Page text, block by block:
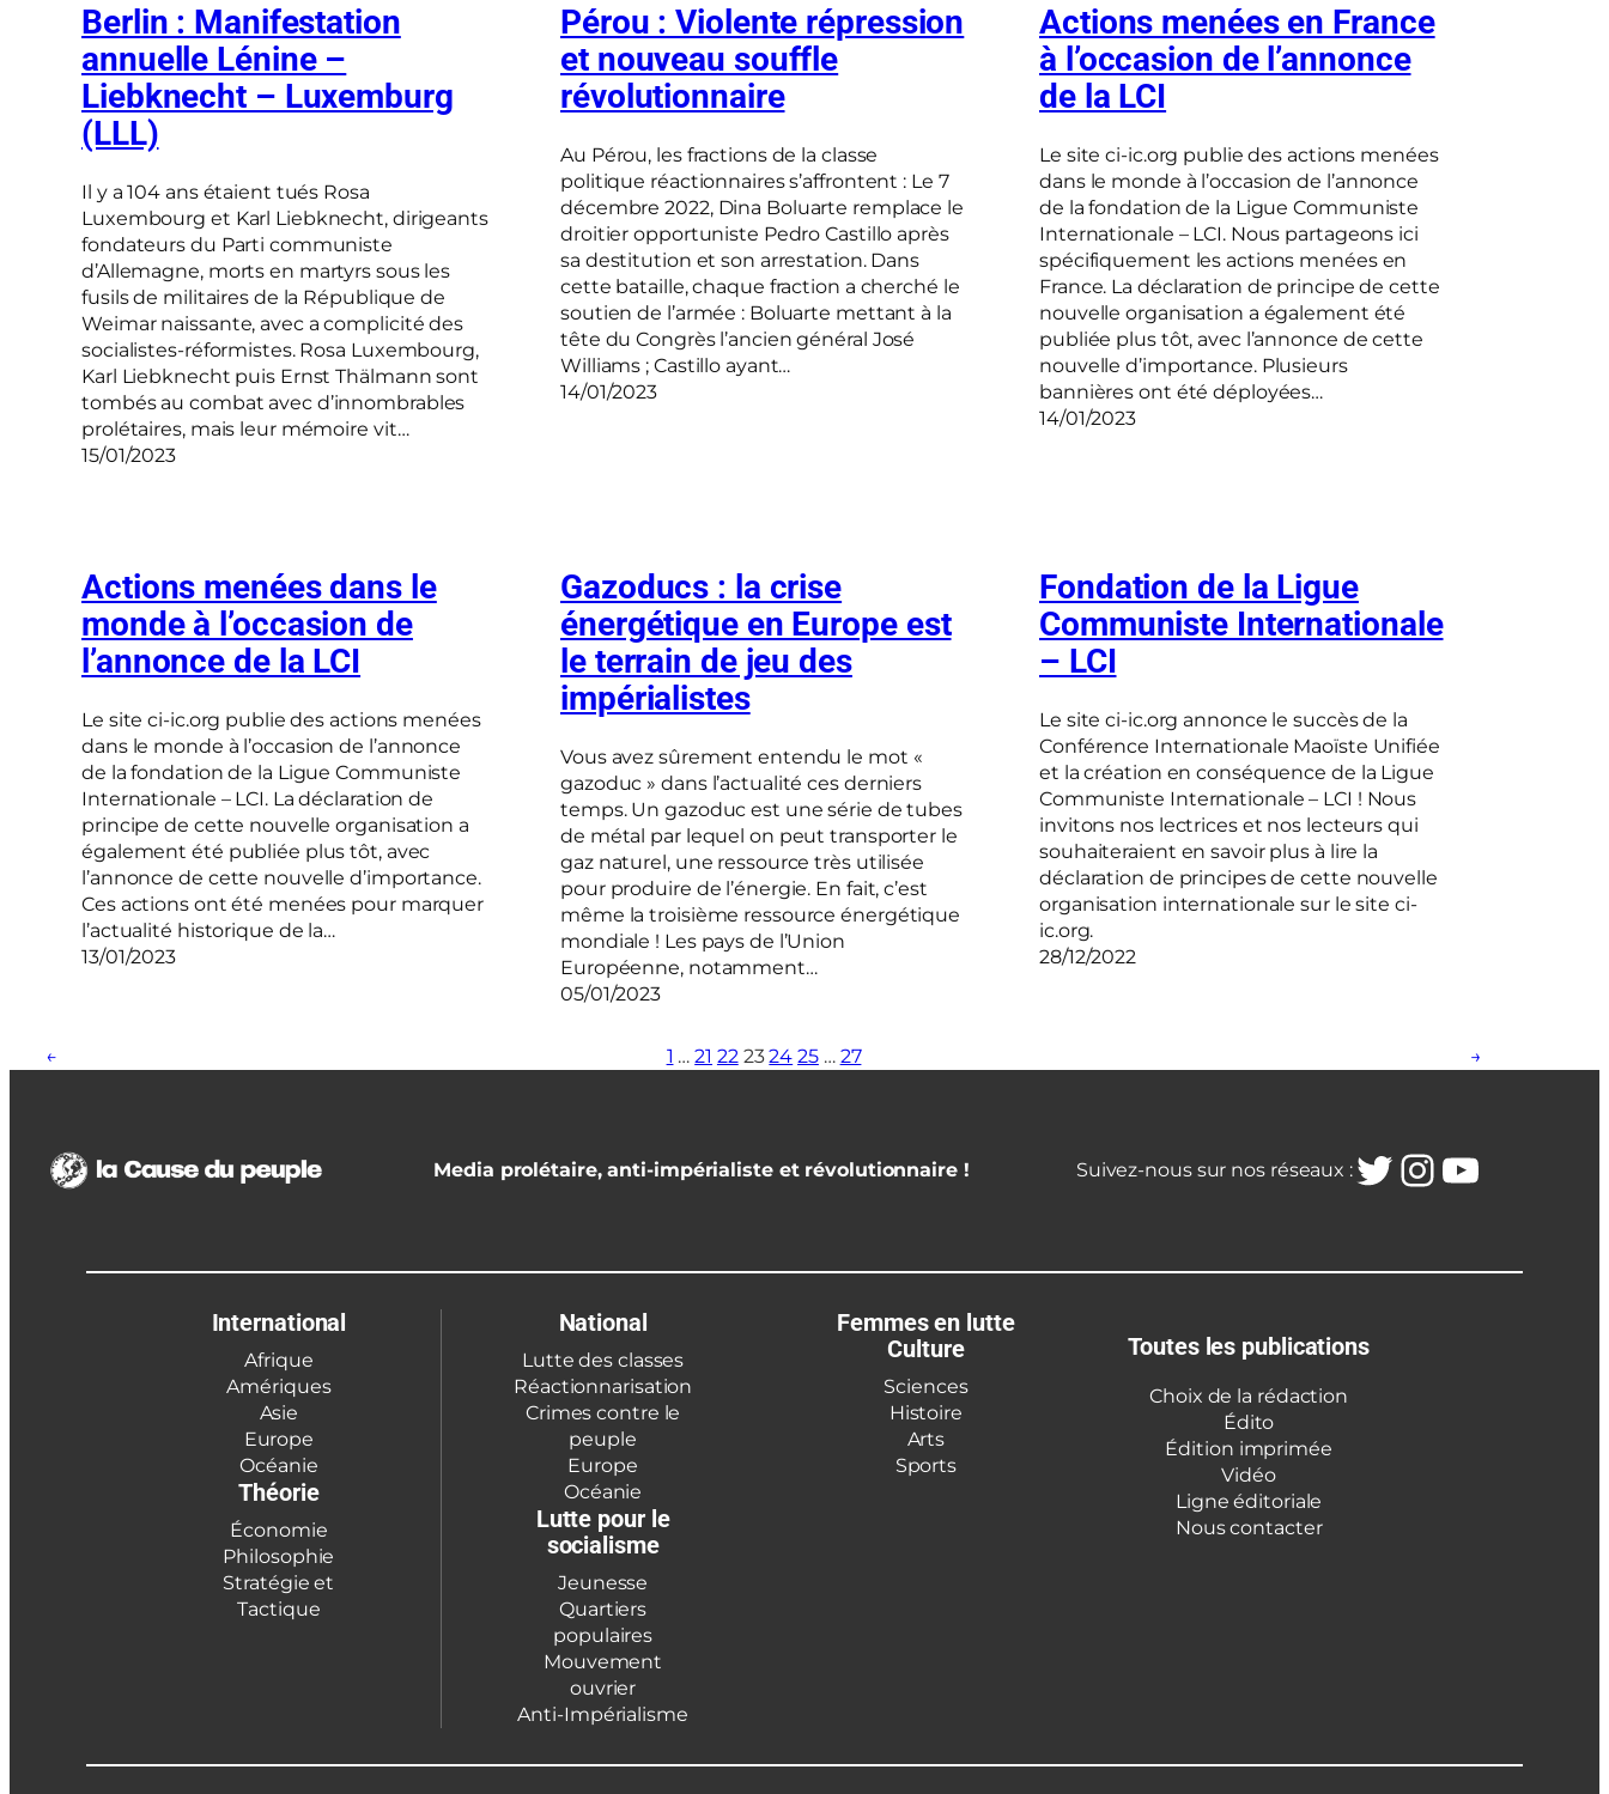
Berlin : Manifestation
annuelle Lénine –
Liebknecht – Luxemburg
(LLL)
Il y a 104 ans étaient tués Rosa
Luxembourg et Karl Liebknecht, dirigeants
fondateurs du Parti communiste
d’Allemagne, morts en martyrs sous les
fusils de militaires de la République de
Weimar naissante, avec a complicité des
socialistes-réformistes. Rosa Luxembourg,
Karl Liebknecht puis Ernst Thälmann sont
tombés au combat avec d’innombrables
prolétaires, mais leur mémoire vit…
15/01/2023
Pérou : Violente répression
et nouveau souffle
révolutionnaire
Au Pérou, les fractions de la classe
politique réactionnaires s’affrontent : Le 7
décembre 2022, Dina Boluarte remplace le
droitier opportuniste Pedro Castillo après
sa destitution et son arrestation. Dans
cette bataille, chaque fraction a cherché le
soutien de l’armée : Boluarte mettant à la
tête du Congrès l’ancien général José
Williams ; Castillo ayant…
14/01/2023
Actions menées en France
à l’occasion de l’annonce
de la LCI
Le site ci-ic.org publie des actions menées
dans le monde à l’occasion de l’annonce
de la fondation de la Ligue Communiste
Internationale – LCI. Nous partageons ici
spécifiquement les actions menées en
France. La déclaration de principe de cette
nouvelle organisation a également été
publiée plus tôt, avec l’annonce de cette
nouvelle d’importance. Plusieurs
bannières ont été déployées…
14/01/2023
Actions menées dans le
monde à l’occasion de
l’annonce de la LCI
Le site ci-ic.org publie des actions menées
dans le monde à l’occasion de l’annonce
de la fondation de la Ligue Communiste
Internationale – LCI. La déclaration de
principe de cette nouvelle organisation a
également été publiée plus tôt, avec
l’annonce de cette nouvelle d’importance.
Ces actions ont été menées pour marquer
l’actualité historique de la…
13/01/2023
Gazoducs : la crise
énergétique en Europe est
le terrain de jeu des
impérialistes
Vous avez sûrement entendu le mot «
gazoduc » dans l’actualité ces derniers
temps. Un gazoduc est une série de tubes
de métal par lequel on peut transporter le
gaz naturel, une ressource très utilisée
pour produire de l’énergie. En fait, c’est
même la troisième ressource énergétique
mondiale ! Les pays de l’Union
Européenne, notamment…
05/01/2023
Fondation de la Ligue
Communiste Internationale
– LCI
Le site ci-ic.org annonce le succès de la
Conférence Internationale Maoïste Unifiée
et la création en conséquence de la Ligue
Communiste Internationale – LCI ! Nous
invitons nos lectrices et nos lecteurs qui
souhaiteraient en savoir plus à lire la
déclaration de principes de cette nouvelle
organisation internationale sur le site ci-
ic.org.
28/12/2022
← 1 … 21 22 23 24 25 … 27 →
Media prolétaire, anti-impérialiste et révolutionnaire ! Suivez-nous sur nos réseaux :Twitter
International
Afrique
Amériques
Asie
Europe
Océanie
Théorie
Économie
Philosophie
Stratégie et
Tactique
National
Lutte des classes
Réactionnarisation
Crimes contre le
peuple
Europe
Océanie
Lutte pour le
socialisme
Jeunesse
Quartiers
populaires
Mouvement
ouvrier
Anti-Impérialisme
Femmes en lutte
Culture
Sciences
Histoire
Arts
Sports
Toutes les publications
Choix de la rédaction
Édito
Édition imprimée
Vidéo
Ligne éditoriale
Nous contacter